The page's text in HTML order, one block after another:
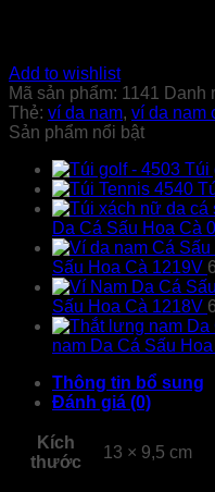
Add to wishlist
Mã sản phẩm: 1141 Danh
Thẻ: ví da nam, ví da nam
Sản phẩm nổi bật
Túi
Da Cá Sấu Hoa Cà
Sấu Hoa Cà 1219V
Sấu Hoa Cà 1218V
nam Da Cá Sấu
Thông tin bổ sung
Đánh giá (0)
Kích
thước
13 × 9,5 cm